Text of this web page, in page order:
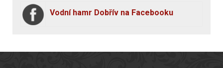
Vodní hamr Dobřív na Facebooku